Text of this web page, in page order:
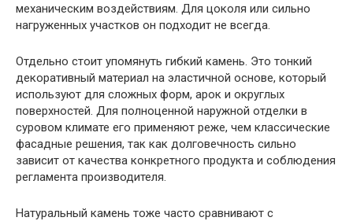
механическим воздействиям. Для цоколя или сильно
нагруженных участков он подходит не всегда.
Отдельно стоит упомянуть гибкий камень. Это тонкий
декоративный материал на эластичной основе, который
используют для сложных форм, арок и округлых
поверхностей. Для полноценной наружной отделки в
суровом климате его применяют реже, чем классические
фасадные решения, так как долговечность сильно
зависит от качества конкретного продукта и соблюдения
регламента производителя.
Натуральный камень тоже часто сравнивают с